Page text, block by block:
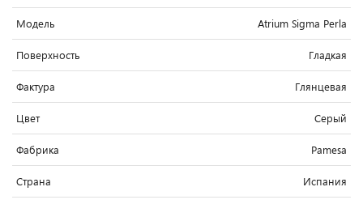
Модель Atrium Sigma Perla
Поверхность Гладкая
Фактура Глянцевая
Цвет Серый
Фабрика Pamesa
Страна Испания